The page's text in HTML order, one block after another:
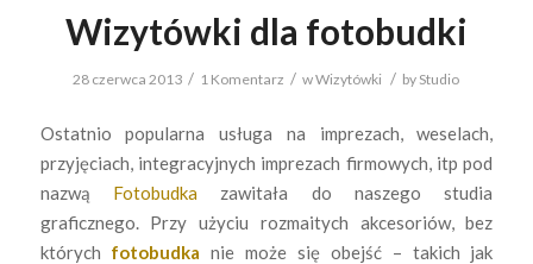
Wizytówki dla fotobudki
28 czerwca 2013 / 1 Komentarz / wWizytówki / by Studio
Ostatnio popularna usługa na imprezach, weselach,
przyjęciach, integracyjnych imprezach firmowych, itp pod
nazwą Fotobudkazawitała do naszego studia
graficznego. Przy użyciu rozmaitych akcesoriów, bez
których fotobudka nie może się obejść – takich jak